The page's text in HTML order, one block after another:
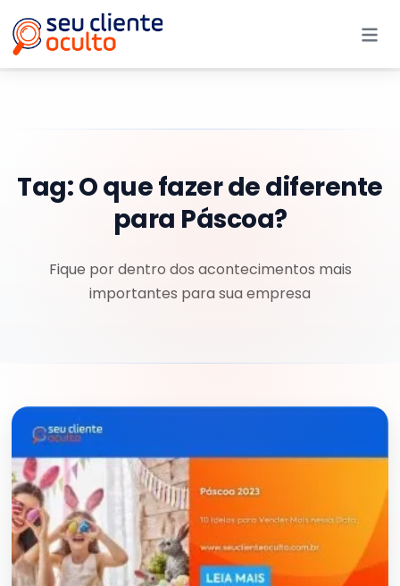
Tag:O que fazer de diferente
para Páscoa?
Fique por dentro dos acontecimentos mais
importantes para sua empresa